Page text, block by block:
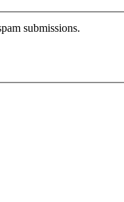
submissions.